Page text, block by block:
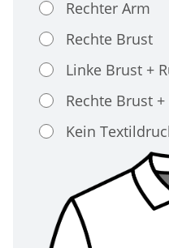
Rechter Arm
Rechte Brust
Linke Brust +
Rechte Brust +
Kein